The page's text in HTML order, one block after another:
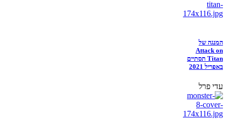
המנגה של
Attack on
Titan תסתיים
באפריל 2021
עדי פרל